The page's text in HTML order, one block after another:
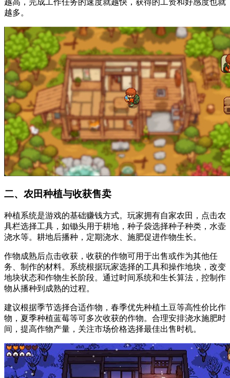
越多。
二、农田种植与收获售卖
种植系统是游戏的基础赚钱方式。玩家拥有自家农田，点击农
具栏选择工具，如锄头用于耕地，种子袋选择种子种类，水壶
浇水等。耕地后播种，定期浇水、施肥促进作物生长。
作物成熟后点击收获，收获的作物可用于出售或作为其他任
务、制作的材料。系统根据玩家选择的工具和操作地块，改变
地块状态和作物生长阶段。通过时间系统和生长算法，控制作
物从播种到成熟的过程。
建议根据季节选择合适作物，春季优先种植土豆等高性价比作
物，夏季种植蓝莓等可多次收获的作物。合理安排浇水施肥时
间，提高作物产量，关注市场价格选择最佳出售时机。